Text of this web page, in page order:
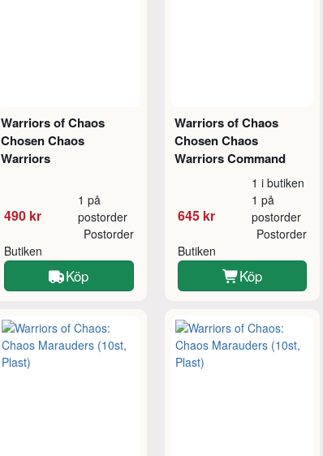
Warriors of Chaos
Chosen Chaos
Warriors
490 kr
1 på
postorder
Butiken
Postorder
Köp
Warriors of Chaos
Chosen Chaos
Warriors Command
645 kr
1 i butiken
1 på
postorder
Butiken
Postorder
Köp